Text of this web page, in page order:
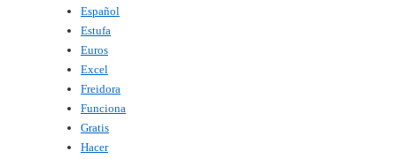
Español
Estufa
Euros
Excel
Freidora
Funciona
Gratis
Hacer